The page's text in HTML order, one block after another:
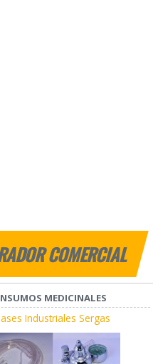
COMERCIAL
MEDICINALES
Industriales Sergas